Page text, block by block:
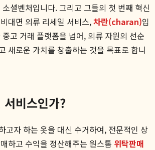
셜벤처입니다. 그리고 그들의 첫 번째 혁신
대면 의류 리세일 서비스,차란(charan)입
고 거래 플랫폼을 넘어, 의류 자원의 선순
새로운 가치를 창출하는 것을 목표로 합니
비스인가?
고자 하는 옷을 대신 수거하여, 전문적인 상
하고 수익을 정산해주는 원스톱 위탁판매